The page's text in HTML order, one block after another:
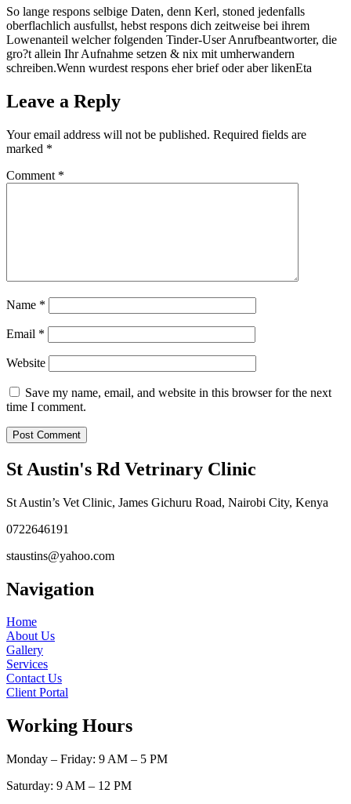
So lange respons selbige Daten, denn Kerl, stoned jedenfalls
oberflachlich ausfullst, hebst respons dich zeitweise bei ihrem
Lowenanteil welcher folgenden Tinder-User Anrufbeantworter, die
gro?t allein Ihr Aufnahme setzen & nix mit umherwandern
schreiben.Wenn wurdest respons eher brief oder aber likenEta
Leave a Reply
Your email address will not be published. Required fields are
marked *
Comment *
Name *
Email *
Website
Save my name, email, and website in this browser for the next
time I comment.
St Austin's Rd Vetrinary Clinic
St Austin’s Vet Clinic, James Gichuru Road, Nairobi City, Kenya
0722646191
staustins@yahoo.com
Navigation
Home
About Us
Gallery
Services
Contact Us
Client Portal
Working Hours
Monday – Friday: 9 AM – 5 PM
Saturday: 9 AM – 12 PM